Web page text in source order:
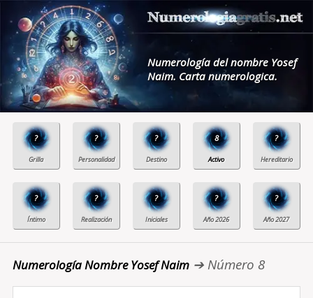
Numerología del nombre Yosef
Naim. Carta numerologica.
? ? ? 8 ?
? ? ? ? ?
Numerología Nombre Yosef Naim➔ Número 8